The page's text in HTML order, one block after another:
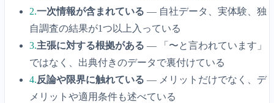
2.一次情報が含まれている — 自社データ、実体験、独
自調査の結果が1つ以上入っている
3.主張に対する根拠がある — 「〜と言われています」
ではなく、出典付きのデータで裏付けている
4.反論や限界に触れている — メリットだけでなく、デ
メリットや適用条件も述べている